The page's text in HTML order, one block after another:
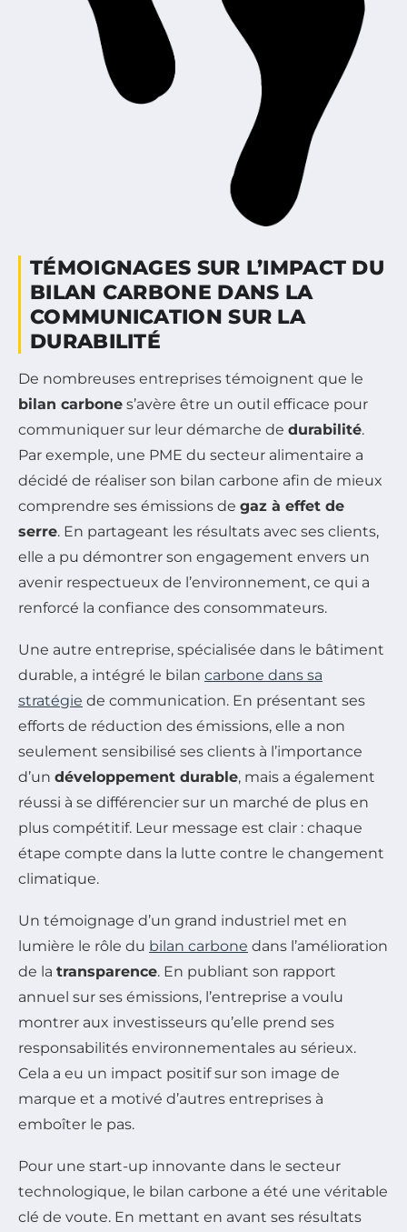
TÉMOIGNAGES SUR L’IMPACT DU
BILAN CARBONE DANS LA
COMMUNICATION SUR LA
DURABILITÉ
De nombreuses entreprises témoignent que le
bilan carbone s’avère être un outil efficace pour
communiquer sur leur démarche de durabilité.
Par exemple, une PME du secteur alimentaire a
décidé de réaliser son bilan carbone afin de mieux
comprendre ses émissions de gaz à effet de
serre. En partageant les résultats avec ses clients,
elle a pu démontrer son engagement envers un
avenir respectueux de l’environnement, ce qui a
renforcé la confiance des consommateurs.
Une autre entreprise, spécialisée dans le bâtiment
durable, a intégré le bilan carbone dans sa
stratégie de communication. En présentant ses
efforts de réduction des émissions, elle a non
seulement sensibilisé ses clients à l’importance
d’un développement durable, mais a également
réussi à se différencier sur un marché de plus en
plus compétitif. Leur message est clair : chaque
étape compte dans la lutte contre le changement
climatique.
Un témoignage d’un grand industriel met en
lumière le rôle du bilan carbone dans l’amélioration
de la transparence. En publiant son rapport
annuel sur ses émissions, l’entreprise a voulu
montrer aux investisseurs qu’elle prend ses
responsabilités environnementales au sérieux.
Cela a eu un impact positif sur son image de
marque et a motivé d’autres entreprises à
emboîter le pas.
Pour une start-up innovante dans le secteur
technologique, le bilan carbone a été une véritable
clé de voute. En mettant en avant ses résultats